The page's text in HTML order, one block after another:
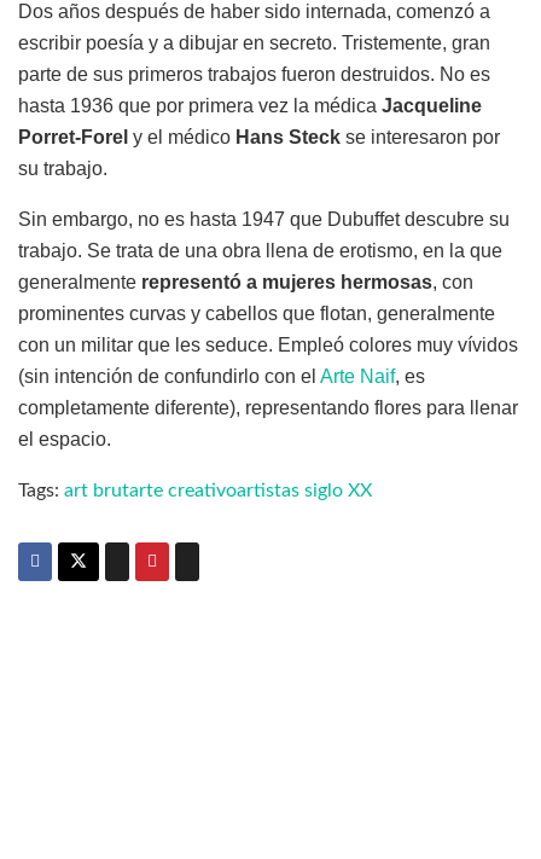
Dos años después de haber sido internada, comenzó a
escribir poesía y a dibujar en secreto. Tristemente, gran
parte de sus primeros trabajos fueron destruidos. No es
hasta 1936 que por primera vez la médica Jacqueline
Porret-Forel y el médico Hans Steck se interesaron por
su trabajo.
Sin embargo, no es hasta 1947 que Dubuffet descubre su
trabajo. Se trata de una obra llena de erotismo, en la que
generalmente representó a mujeres hermosas, con
prominentes curvas y cabellos que flotan, generalmente
con un militar que les seduce. Empleó colores muy vívidos
(sin intención de confundirlo con el Arte Naif, es
completamente diferente), representando flores para llenar
el espacio.
Tags: art brutarte creativoartistas siglo XX